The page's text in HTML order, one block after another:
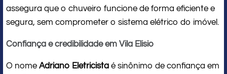
assegura que o chuveiro funcione de forma eficiente e
segura, sem comprometer o sistema elétrico do imóvel.
Confiança e credibilidade em Vila Elisio
O nome Adriano Eletricista é sinônimo de confiança em